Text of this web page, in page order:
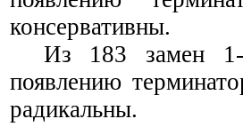
консервативны.
Из 183 замен 1-
появлению
радикальны.